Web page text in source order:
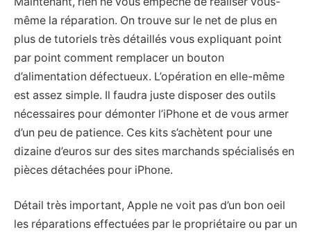
même la réparation. On trouve sur le net de plus en
plus de tutoriels très détaillés vous expliquant point
par point comment remplacer un bouton
d’alimentation défectueux. L’opération en elle-même
est assez simple. Il faudra juste disposer des outils
nécessaires pour démonter l’iPhone et de vous armer
d’un peu de patience. Ces kits s’achètent pour une
dizaine d’euros sur des sites marchands spécialisés en
pièces détachées pour iPhone.
Détail très important, Apple ne voit pas d’un bon oeil
les réparations effectuées par le propriétaire ou par un